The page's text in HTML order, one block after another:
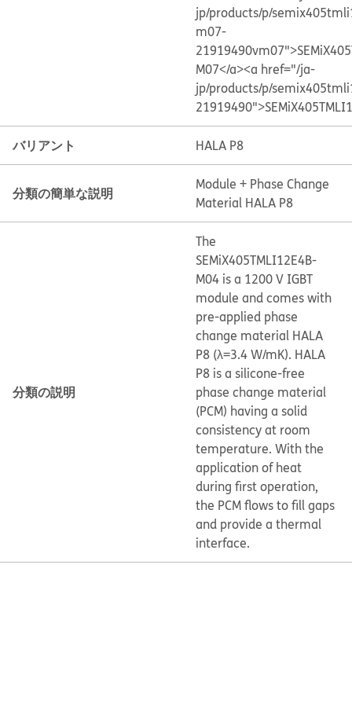
jp/products/p/
m07-
M07</a><a href="/ja-
jp/products/p/
バリアント HALA P8
分類の簡単な説明
Module + Phase Change
Material HALA P8
分類の説明
The
SEMiX405TMLI12E4B-
M04 is a 1200 V IGBT
module and comes with
pre-applied phase
change material HALA
P8 (λ=3.4 W/mK). HALA
P8 is a silicone-free
phase change material
(PCM) having a solid
consistency at room
temperature. With the
application of heat
during first operation,
the PCM flows to fill gaps
and provide a thermal
interface.